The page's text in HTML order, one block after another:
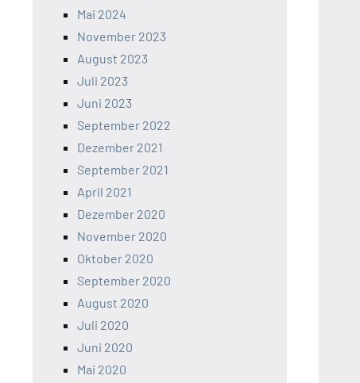
Mai 2024
November 2023
August 2023
Juli 2023
Juni 2023
September 2022
Dezember 2021
September 2021
April 2021
Dezember 2020
November 2020
Oktober 2020
September 2020
August 2020
Juli 2020
Juni 2020
Mai 2020